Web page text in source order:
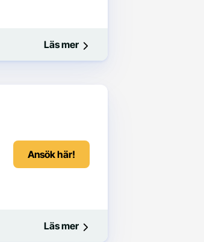
Läs mer
Ansök här!
Läs mer